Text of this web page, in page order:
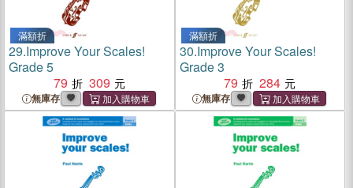
滿額折
29.Improve Your Scales!
Grade 5
79
309
無庫存
滿額折
30.Improve Your Scales!
Grade 3
79
284
無庫存